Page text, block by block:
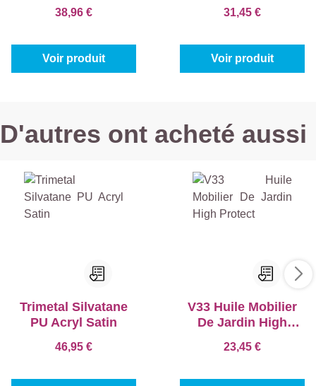
38,96 €
Voir produit
31,45 €
Voir produit
D'autres ont acheté aussi
Trimetal Silvatane
PU Acryl Satin
46,95 €
V33 Huile Mobilier
De Jardin High
23,45 €